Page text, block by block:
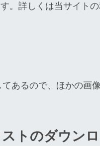
。詳しくは当サイト
あるので、ほかの画
トのダウン